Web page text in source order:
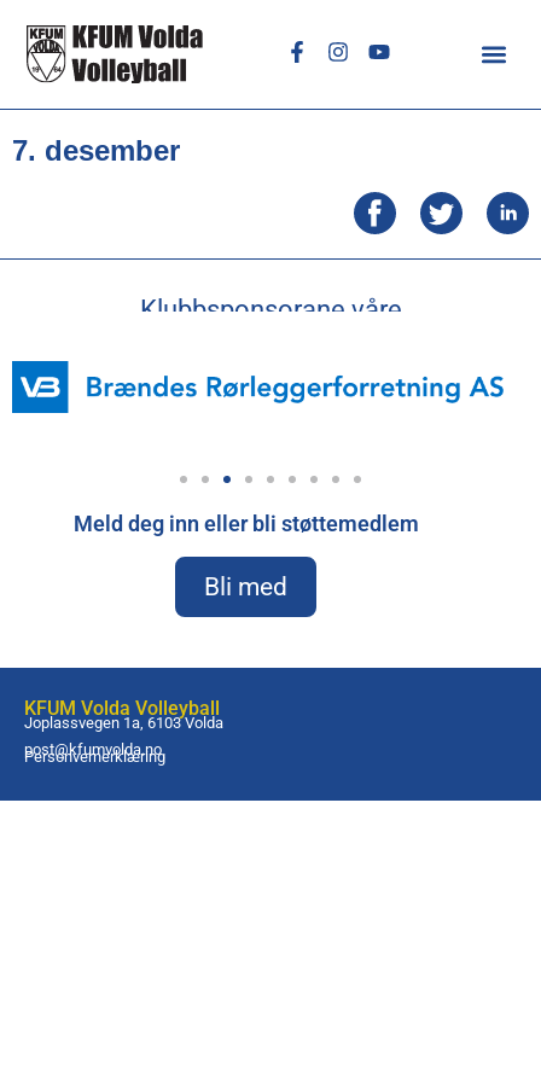
7. desember
Klubbsponsorane våre
Meld deg inn eller bli støttemedlem
Bli med
KFUM Volda Volleyball
Joplassvegen 1a, 6103 Volda
post@kfumvolda.no
Personvernerklæring